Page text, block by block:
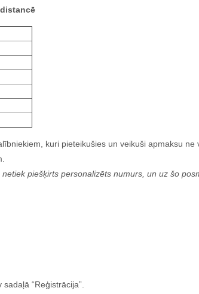
kuri pieteikušies un veikuši apmaksu
piešķirts personalizēts numurs, un uz šo
“Reģistrācija”.